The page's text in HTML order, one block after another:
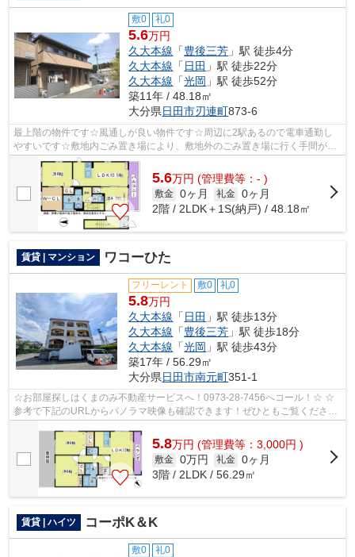
敷0 礼0
5.6万円
久大本線 「豊後三芳 」駅 徒歩4分
久大本線 「 日田 」駅 徒歩22分
久大本線 「光岡 」駅 徒歩52分
築11年 / 48.18㎡
大分県日田市刃連町873-6
最上階の物件です☆風通しが良い物件です☆周辺に2駅あるので電車通勤し
やすいです☆敷地内ごみ置き場により、敷地外のごみ置き場に行く手間が省
けます☆できるだけ早めに不動産情報を集め...
5.6万円 (管理費等：- )
敷金 0ヶ月 礼金 0ヶ月
2階 / 2LDK＋1S(納戸) / 48.18㎡
賃貸 | マンション ワコーひた
フリーレント 敷0 礼0
5.8万円
久大本線 「日田 」駅 徒歩13分
久大本線 「豊後三芳 」駅 徒歩18分
久大本線 「光岡 」駅 徒歩43分
築17年 / 56.29㎡
大分県日田市南元町351-1
☆お部屋探しはくまのみ不動産サービスへ！0973-28-7456へコール！☆ ☆
参考で下記のURLからパノラマ映像も確認できます！ぜひともご覧くださ
5.8万円 (管理費等：3,000円 )
敷金 0万円 礼金 0ヶ月
3階 / 2LDK / 56.29㎡
賃貸 | ハイツ コーポK＆K
敷0 礼0